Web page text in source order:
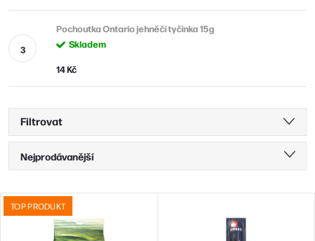
Pochoutka Ontario jehněčí tyčinka 15g
Skladem
14 Kč
Filtrovat
Ř
a
z
e
Nejprodávanější
Nejdražší
V
TOP PRODUKT